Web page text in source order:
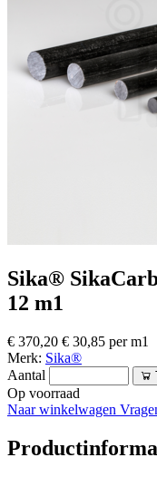
Sika®
12 m1
€ 370,20 € 30,85 per m1
Merk: Sika®
Aantal
Op voorraad
Naar winkelwagen